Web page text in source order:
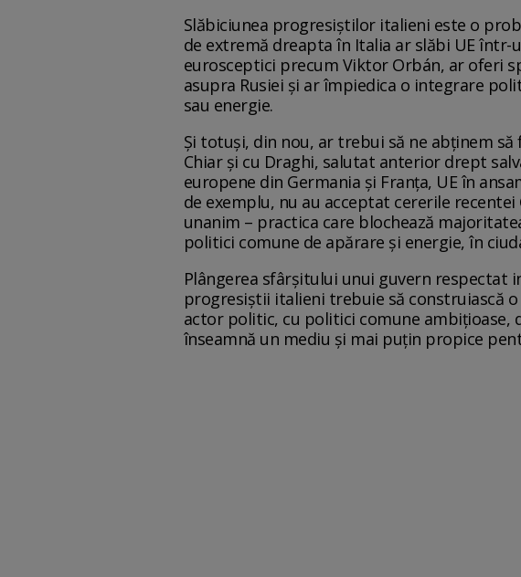
Slăbiciunea progresiştilor italieni este o
de extremă dreapta în Italia ar slăbi UE
eurosceptici precum Viktor Orbán, ar oferi
asupra Rusiei și ar împiedica o integrare
sau energie.
Și totuși, din nou, ar trebui să ne abținem
Chiar și cu Draghi, salutat anterior drept
europene din Germania și Franța, UE în
de exemplu, nu au acceptat cererile
unanim – practica care blochează
politici comune de apărare și energie, în
Plângerea sfârșitului unui guvern respectat
progresiștii italieni trebuie să construiască
actor politic, cu politici comune
înseamnă un mediu și mai puțin propice